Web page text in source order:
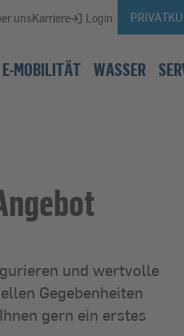
unsKarriere Login
E-MOBILITÄT WASSER
und wertvolle
Gegebenheiten
gern ein erstes